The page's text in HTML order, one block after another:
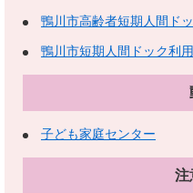
鴨川市高齢者短期人間ド
鴨川市短期人間ドック利
子ども家庭センター
注